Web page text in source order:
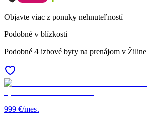
Objavte viac z ponuky nehnuteľností
Podobné v blízkosti
Podobné 4 izbové byty na prenájom v Žiline
999 €/mes.